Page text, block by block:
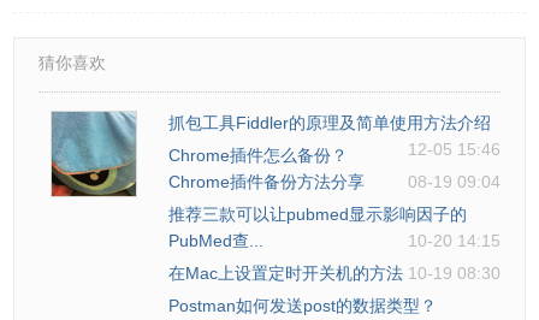
猜你喜欢
抓包工具Fiddler的原理及简单使用方法介绍
12-05 15:46
Chrome插件怎么备份？
Chrome插件备份方法分享
08-19 09:04
推荐三款可以让pubmed显示影响因子的
PubMed查...
10-20 14:15
在Mac上设置定时开关机的方法 10-19 08:30
Postman如何发送post的数据类型？